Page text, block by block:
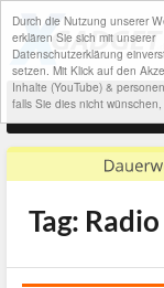
Durch die Nutzung unserer
erklären Sie sich mit unserer
Datenschutzerklärung
setzen. Mit Klick auf den
Inhalte (YouTube) &
falls Sie dies nicht
Tag: Radio